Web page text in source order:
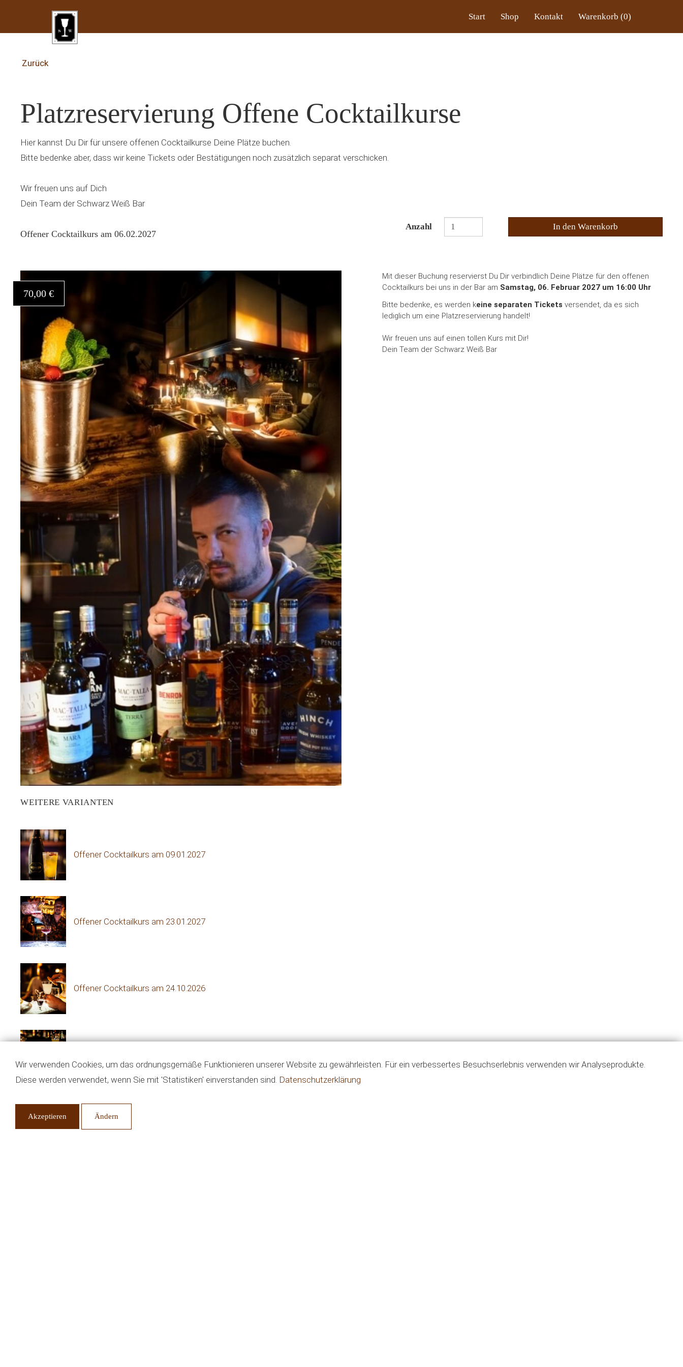
Warenkorb (0)
Start Shop Kontakt
Zurück
Platzreservierung Offene Cocktailkurse
Hier kannst Du Dir für unsere offenen Cocktailkurse Deine Plätze buchen.
Bitte bedenke aber, dass wir keine Tickets oder Bestätigungen noch zusätzlich separat verschicken.
Wir freuen uns auf Dich
Dein Team der Schwarz Weiß Bar
Offener Cocktailkurs am 06.02.2027
Anzahl In den Warenkorb
70,00 €
WEITERE VARIANTEN
Offener Cocktailkurs am 09.01.2027
Offener Cocktailkurs am 23.01.2027
Offener Cocktailkurs am 24.10.2026
Offener Cocktailkurs am 14.11.2026
Mit dieser Buchung reservierst Du Dir verbindlich Deine Plätze für den offenen
Cocktailkurs bei uns in der Bar am Samstag, 06. Februar 2027 um 16:00 Uhr
Bitte bedenke, es werden keine separaten Tickets versendet, da es sich
lediglich um eine Platzreservierung handelt!
Wir freuen uns auf einen tollen Kurs mit Dir!
Dein Team der Schwarz Weiß Bar
Wir verwenden Cookies, um das ordnungsgemäße Funktionieren unserer Website zu gewährleisten. Für ein verbessertes Besuchserlebnis verwenden wir Analyseprodukte.
Diese werden verwendet, wenn Sie mit 'Statistiken' einverstanden sind. Datenschutzerklärung
Akzeptieren Ändern